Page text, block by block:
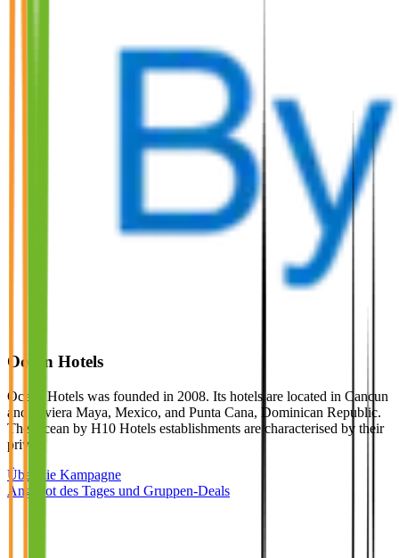
Ocean Hotels
Ocean Hotels was founded in 2008. Its hotels are located in Cancun
and Riviera Maya, Mexico, and Punta Cana, Dominican Republic.
The Ocean by H10 Hotels establishments are characterised by their
priv…
Über die Kampagne
Angebot des Tages und Gruppen-Deals